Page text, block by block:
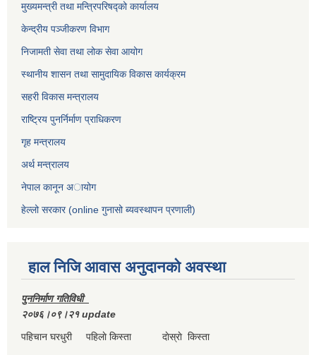
मुख्यमन्त्री तथा मन्त्रिपरिषद्को कार्यालय
केन्द्रीय पञ्जीकरण विभाग
निजामती सेवा तथा लोक सेवा आयोग
स्थानीय शासन तथा सामुदायिक विकास कार्यक्रम
सहरी विकास मन्त्रालय
राष्ट्रिय पुनर्निर्माण प्राधिकरण
गृह मन्त्रालय
अर्थ मन्त्रालय
नेपाल कानून अायोग
हेल्लो सरकार (online गुनासो ब्यवस्थापन प्रणाली)
हाल निजि आवास अनुदानकाे अवस्था
पुननिर्माण गतिविधी
२०७६।०९।२१ update
पहिचान घरधुरी पहिलाे किस्ता दाेस्राे किस्ता